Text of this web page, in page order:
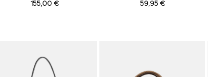
155,00 € 59,95 €